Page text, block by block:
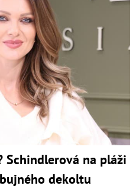
Schindlerová na pláži
dekoltu